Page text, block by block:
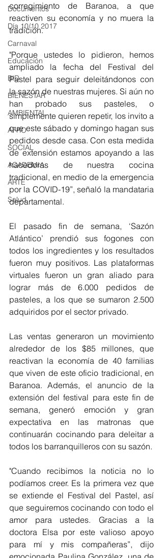
Documentos
Día 10/10 2017
Carnaval
Educación
BID
BIENESTAR
AMBIENTAL
AFRO
SOCIAL
ACADEMIA
ARTE
Salud
corregimiento de Baranoa, a que
reactiven su economía y no muera la
tradición.
"Porque ustedes lo pidieron, hemos
ampliado la fecha del Festival del
Pastel para seguir deleitándonos con
la sazón de nuestras mujeres. Si aún no
han probado sus pasteles, o
simplemente quieren repetir, los invito a
que este sábado y domingo hagan sus
pedidos desde casa. Con esta medida
de extensión estamos apoyando a las
hacedoras de nuestra cocina
tradicional, en medio de la emergencia
por la COVID-19”, señaló la mandataria
departamental.
El pasado fin de semana, ‘Sazón
Atlántico’ prendió sus fogones con
todos los ingredientes y los resultados
fueron muy positivos. Las plataformas
virtuales fueron un gran aliado para
lograr más de 6.000 pedidos de
pasteles, a los que se sumaron 2.500
adquiridos por el sector privado.
Las ventas generaron un movimiento
alrededor de los $85 millones, que
reactivan la economía de 40 familias
que viven de este oficio tradicional, en
Baranoa. Además, el anuncio de la
extensión del festival para este fin de
semana, generó emoción y gran
expectativa en las matronas que
continuarán cocinando para deleitar a
todos los barranquilleros con su sazón.
"Cuando recibimos la noticia no lo
podíamos creer. Es la primera vez que
se extiende el Festival del Pastel, así
que seguiremos cocinando con todo el
amor para ustedes. Gracias a la
doctora Elsa por este valioso apoyo
para mí y mis compañeras”, dijo